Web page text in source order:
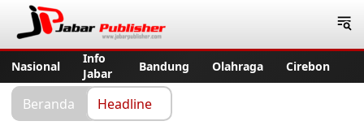
Nasional
Info
Jabar
Bandung Olahraga Cirebon
Beranda Headline